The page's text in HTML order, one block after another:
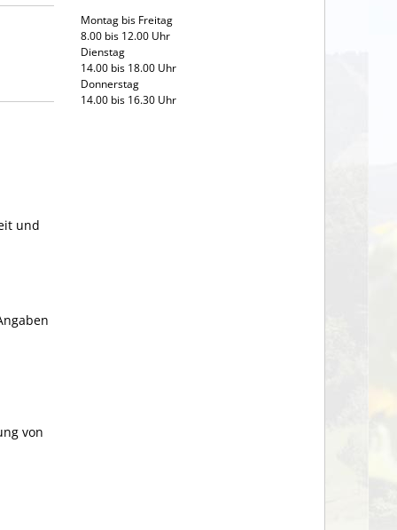
und
von
Montag bis Freitag
8.00 bis 12.00 Uhr
Dienstag
14.00 bis 18.00 Uhr
Donnerstag
14.00 bis 16.30 Uhr